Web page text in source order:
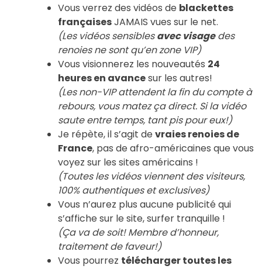
Vous verrez des vidéos de blackettes
françaisesJAMAIS vues sur le net.
(Les vidéos sensiblesavec visagedes
renoies ne sont qu’en zone VIP)
Vous visionnerez les nouveautés 24
heures en avancesur les autres!
(Les non-VIP attendent la fin du compte à
rebours, vous matez ça direct. Si la vidéo
saute entre temps, tant pis pour eux!)
Je répète, il s’agit devraies renoies de
France, pas de afro-américaines que vous
voyez sur les sites américains !
(Toutes les vidéos viennent des visiteurs,
100% authentiques et exclusives)
Vous n’aurez plus aucune publicité qui
s’affiche sur le site, surfer tranquille !
(Ça va de soit! Membre d’honneur,
traitement de faveur!)
Vous pourrez télécharger toutes les